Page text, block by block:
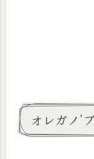
オレガノ‘